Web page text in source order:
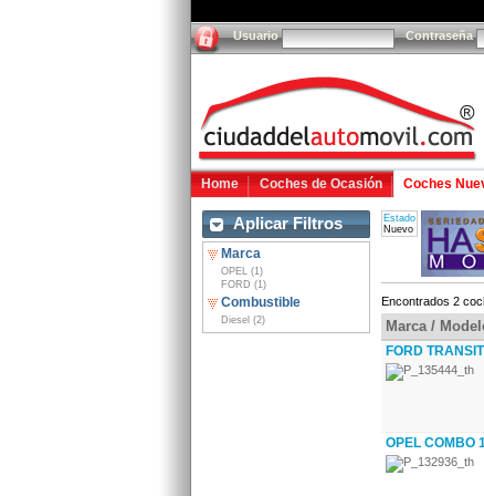
Usuario Contraseña
Home Coches de Ocasión Coches
Aplicar Filtros
Marca
OPEL (1)
FORD (1)
Combustible
Diesel (2)
Estado
Nuevo
Encontrados 2
Marca /
FORD
OPEL COMBO